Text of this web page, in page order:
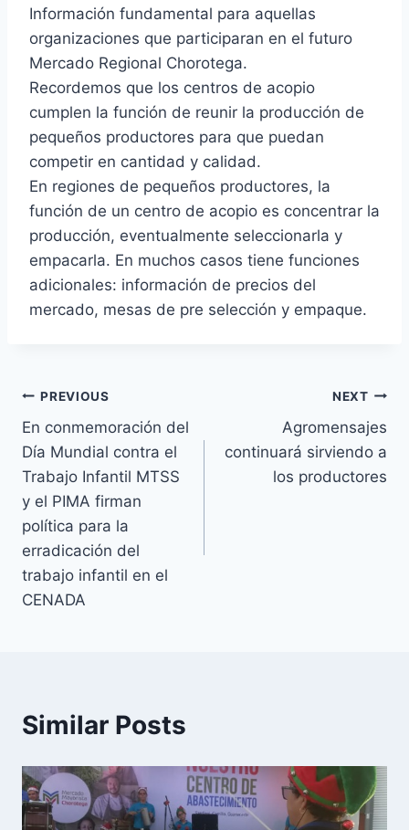
Información fundamental para aquellas
organizaciones que participaran en el futuro
Mercado Regional Chorotega.
Recordemos que los centros de acopio
cumplen la función de reunir la producción de
pequeños productores para que puedan
competir en cantidad y calidad.
En regiones de pequeños productores, la
función de un centro de acopio es concentrar la
producción, eventualmente seleccionarla y
empacarla. En muchos casos tiene funciones
adicionales: información de precios del
mercado, mesas de pre selección y empaque.
Navegación
de
entradas
PREVIOUS
En conmemoración del
Día Mundial contra el
Trabajo Infantil MTSS
y el PIMA firman
política para la
erradicación del
trabajo infantil en el
CENADA
NEXT
Agromensajes
continuará sirviendo a
los productores
Similar Posts